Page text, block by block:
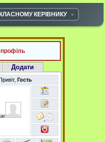
КЛАСНОМУ КЕРІВНИКУ
профіль
Додати
Гость